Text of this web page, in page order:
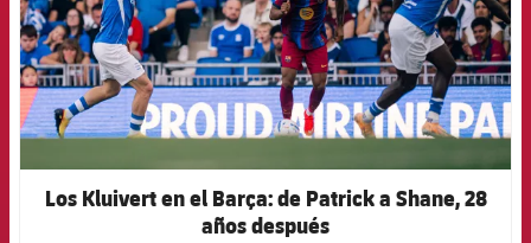
Los Kluivert en el Barça: de Patrick a Shane, 28
años después